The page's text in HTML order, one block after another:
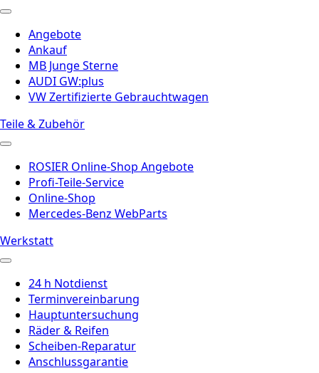
Angebote
Ankauf
MB Junge Sterne
AUDI GW:plus
VW Zertifizierte Gebrauchtwagen
Teile & Zubehör
ROSIER Online-Shop Angebote
Profi-Teile-Service
Online-Shop
Mercedes-Benz WebParts
Werkstatt
24 h Notdienst
Terminvereinbarung
Hauptuntersuchung
Räder & Reifen
Scheiben-Reparatur
Anschlussgarantie